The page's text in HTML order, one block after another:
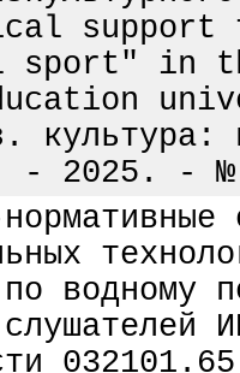
sport" in
- 2025. -
по водному